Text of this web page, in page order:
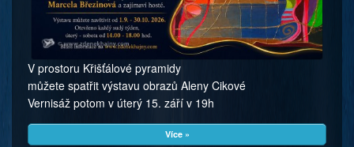
V prostoru Křišťálové pyramidy
můžete spatřit výstavu obrazů Aleny Cikové
Vernisáž potom v úterý 15. září v 19h
Více »